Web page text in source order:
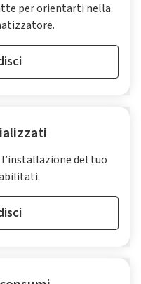
per orientarti nella
del tuo